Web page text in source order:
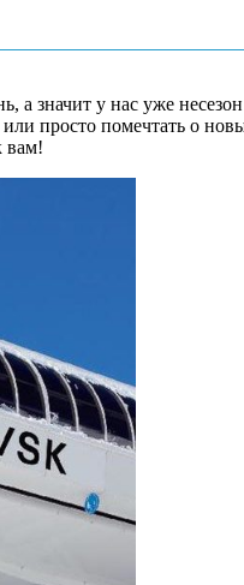
значит у нас уже
просто помечтать о
вам!